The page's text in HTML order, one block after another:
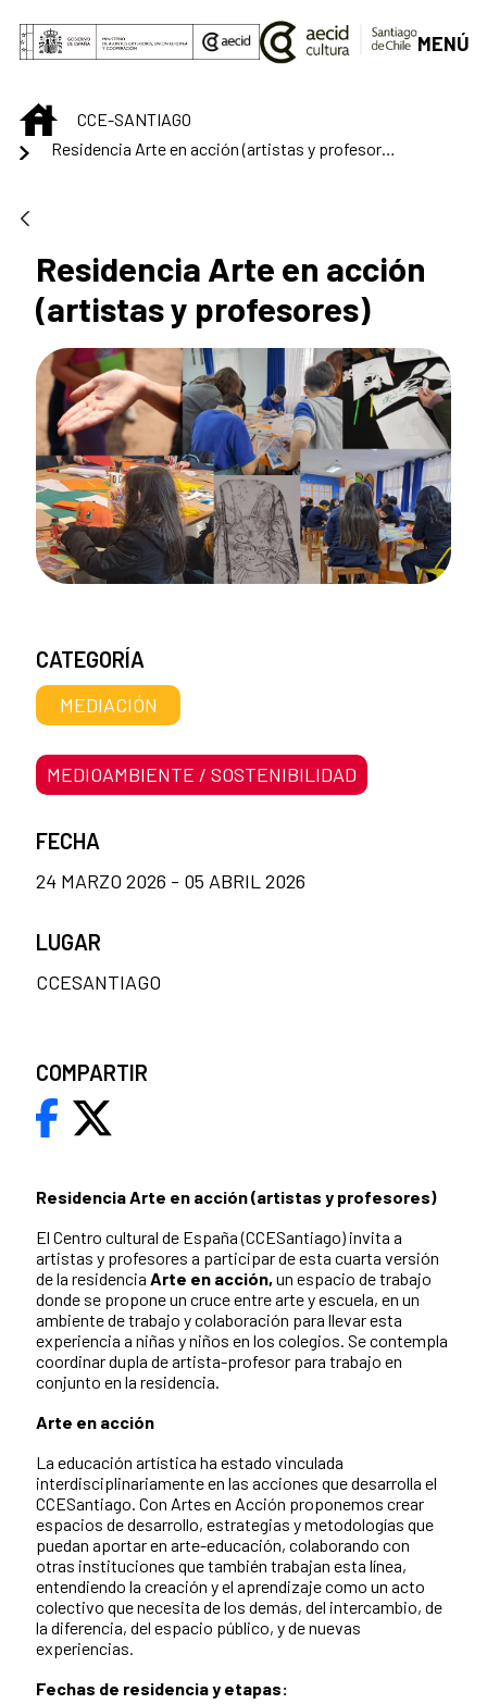
Saltar al contenido principal
MENÚ
INICIOCCE-SANTIAGO
Residencia Arte en acción (artistas y profesores)
Residencia Arte en acción
(artistas y profesores)
Residencia Arte en acción (artistas y profesores)
El Centro cultural de España (CCESantiago) invita a
artistas y profesores a participar de esta cuarta versión
de la residencia Arte en acción, un espacio de trabajo
donde se propone un cruce entre arte y escuela, en un
ambiente de trabajo y colaboración para llevar esta
experiencia a niñas y niños en los colegios. Se contempla
coordinar dupla de artista-profesor para trabajo en
conjunto en la residencia.
Arte en acción
La educación artística ha estado vinculada
interdisciplinariamente en las acciones que desarrolla el
CCESantiago. Con Artes en Acción proponemos crear
espacios de desarrollo, estrategias y metodologías que
puedan aportar en arte-educación, colaborando con
otras instituciones que también trabajan esta línea,
entendiendo la creación y el aprendizaje como un acto
colectivo que necesita de los demás, del intercambio, de
la diferencia, del espacio público, y de nuevas
experiencias.
Fechas de residencia y etapas:
CATEGORÍA
MEDIACIÓN
MEDIOAMBIENTE / SOSTENIBILIDAD
FECHA
24 MARZO 2026 - 05 ABRIL 2026
LUGAR
CCESANTIAGO
COMPARTIR